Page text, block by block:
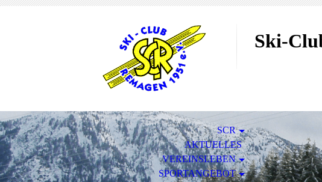
Ski-
SCR
AKTUELLES
VEREINSLEBEN
SPORTANGEBOT